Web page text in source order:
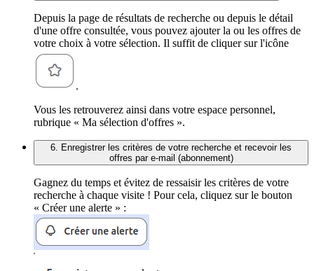
Depuis la page de résultats de recherche ou depuis le détail
d'une offre consultée, vous pouvez ajouter la ou les offres de
votre choix à votre sélection. Il suffit de cliquer sur l'icône
.
Vous les retrouverez ainsi dans votre espace personnel,
rubrique « Ma sélection d'offres ».
6. Enregistrer les critères de votre recherche et recevoir les
offres par e-mail (abonnement)
Gagnez du temps et évitez de ressaisir les critères de votre
recherche à chaque visite ! Pour cela, cliquez sur le bouton
« Créer une alerte » :